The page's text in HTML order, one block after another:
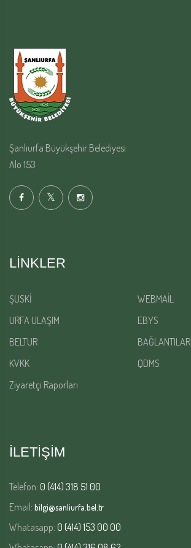
Şanlıurfa Büyükşehir Belediyesi
Alo 153
LINKLER
ŞUSKİ
WEBMAİL
URFA ULAŞIM
EBYS
BELTUR
BAĞLANTILAR
KVKK
QDMS
Ziyaretçi Raporları
İLETİŞİM
Telefon: 0 (414) 318 51 00
Email: bilgi@sanliurfa.bel.tr
Whatasapp: 0 (414) 153 00 00